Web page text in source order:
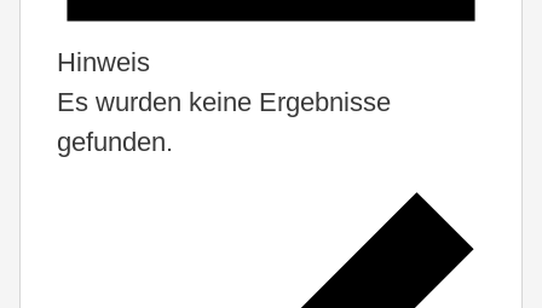
Hinweis
Es wurden keine Ergebnisse
gefunden.